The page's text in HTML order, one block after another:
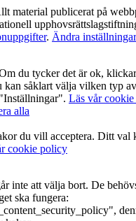
material publicerat på
. Ändra
du tycker det är ok,
kan såklart välja vilken typ
Läs vår
alla
du vill acceptera. Ditt val
cookie policy
inte att välja bort. De
ska fungera: